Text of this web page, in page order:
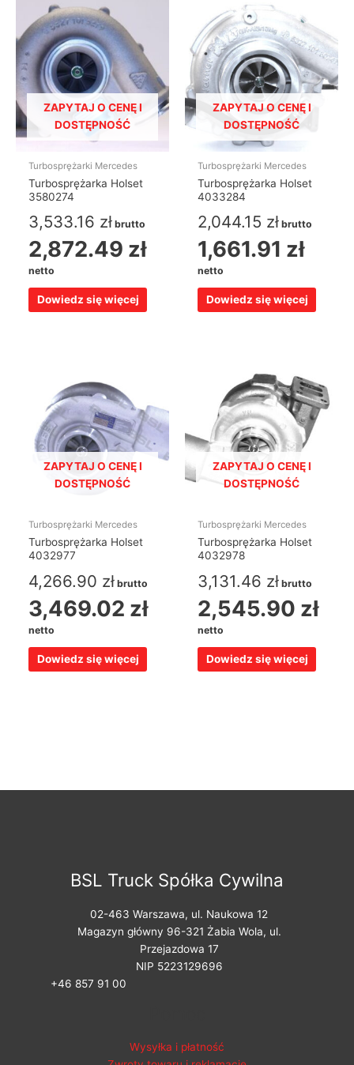
ZAPYTAJ O CENĘ I
DOSTĘPNOŚĆ
Turbosprężarki Mercedes
Turbosprężarka Holset
3580274
3,533.16 zł brutto
2,872.49 zł
netto
Dowiedz się więcej
ZAPYTAJ O CENĘ I
DOSTĘPNOŚĆ
Turbosprężarki Mercedes
Turbosprężarka Holset
4033284
2,044.15 zł brutto
1,661.91 zł
netto
Dowiedz się więcej
ZAPYTAJ O CENĘ I
DOSTĘPNOŚĆ
Turbosprężarki Mercedes
Turbosprężarka Holset
4032977
4,266.90 zł brutto
3,469.02 zł
netto
Dowiedz się więcej
ZAPYTAJ O CENĘ I
DOSTĘPNOŚĆ
Turbosprężarki Mercedes
Turbosprężarka Holset
4032978
3,131.46 zł brutto
2,545.90 zł
netto
Dowiedz się więcej
BSL Truck Spółka Cywilna
02-463 Warszawa, ul. Naukowa 12
Magazyn główny 96-321 Żabia Wola, ul.
Przejazdowa 17
NIP 5223129696
+46 857 91 00
Wysyłka i płatność